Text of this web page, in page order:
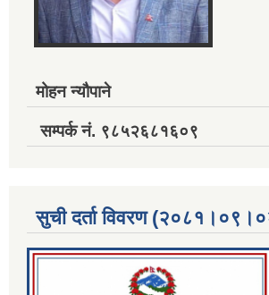
मोहन न्यौपाने
सम्पर्क नं. ९८५२६८१६०९
सुची दर्ता विवरण